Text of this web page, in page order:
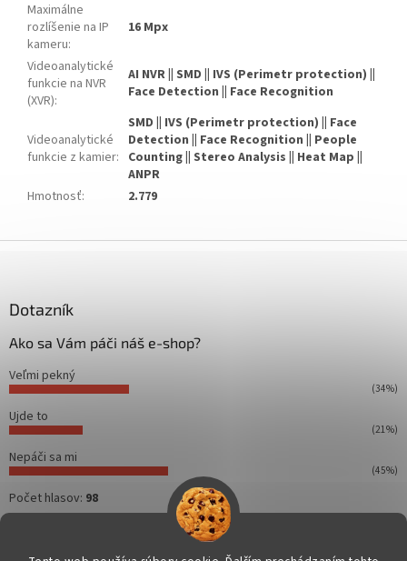
Maximálne
rozlíšenie na IP
kameru:
16 Mpx
Videoanalytické
funkcie na NVR
(XVR):
AI NVR || SMD || IVS (Perimetr protection) ||
Face Detection || Face Recognition
Videoanalytické
funkcie z kamier:
SMD || IVS (Perimetr protection) || Face
Detection || Face Recognition || People
Counting || Stereo Analysis || Heat Map ||
ANPR
Hmotnosť: 2.779
Dotazník
Ako sa Vám páči náš e-shop?
Veľmi pekný
(34%)
Ujde to
(21%)
Nepáči sa mi
(45%)
Počet hlasov: 98